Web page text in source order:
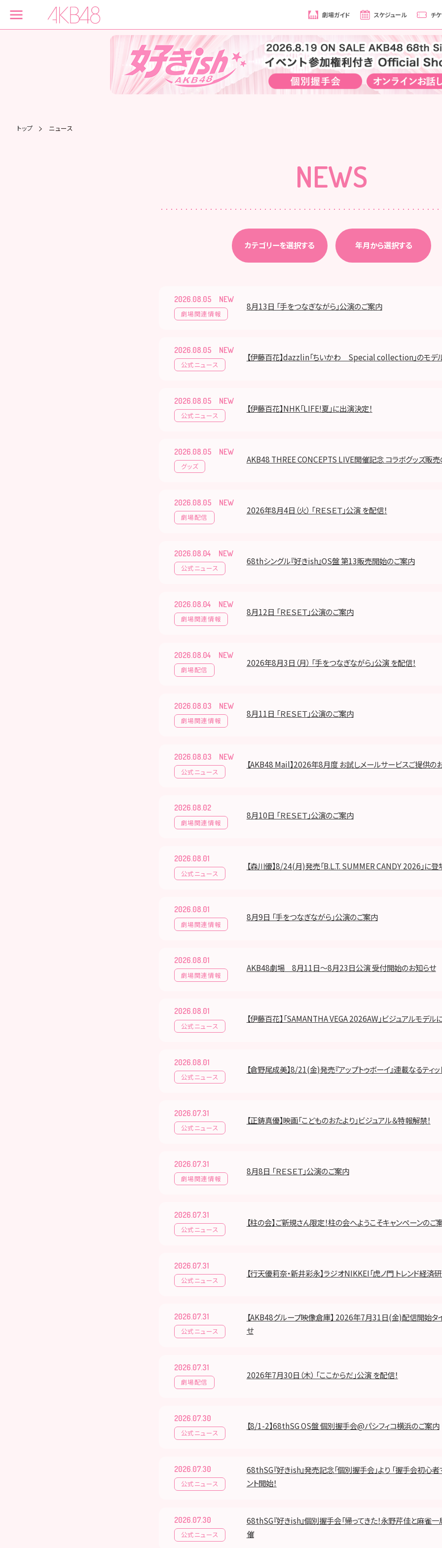
劇場ガイド スケジュール チ
トップ ニュース
NEWS
カテゴリーを選択する 年月から選択する
2026.08.05
劇場関連情報
8月13日 「手をつなぎながら」公演のご案内
2026.08.05
公式ニュース
【伊藤百花】dazzlin「ちいかわ Special collection」のモデ
2026.08.05
公式ニュース
【伊藤百花】NHK「LIFE!夏」に出演決定！
2026.08.05
グッズ
AKB48 THREE CONCEPTS LIVE開催記念 コラボグッズ販売
2026.08.05
劇場配信
2026年8月4日（火） 「ＲＥＳＥＴ」公演 を配信！
2026.08.04
公式ニュース
68thシングル『好きish』OS盤 第13販売開始のご案内
2026.08.04
劇場関連情報
8月12日 「ＲＥＳＥＴ」公演のご案内
2026.08.04
劇場配信
2026年8月3日（月） 「手をつなぎながら」公演 を配信！
2026.08.03
劇場関連情報
8月11日 「ＲＥＳＥＴ」公演のご案内
2026.08.03
公式ニュース
【AKB48 Mail】2026年8月度 お試しメールサービスご提供の
2026.08.02
劇場関連情報
8月10日 「ＲＥＳＥＴ」公演のご案内
2026.08.01
公式ニュース
【森川優】8/24(月)発売「B.L.T. SUMMER CANDY 2026」に登
2026.08.01
劇場関連情報
8月9日 「手をつなぎながら」公演のご案内
2026.08.01
劇場関連情報
AKB48劇場 8月11日～8月23日公演 受付開始のお知らせ
2026.08.01
公式ニュース
【伊藤百花】「SAMANTHA VEGA 2026AW」ビジュアルモデル
2026.08.01
公式ニュース
【倉野尾成美】8/21(金)発売『アップトゥボーイ』連載なるティッ
2026.07.31
公式ニュース
【正鋳真優】映画「こどものおたより」ビジュアル＆特報解禁！
2026.07.31
劇場関連情報
8月8日 「ＲＥＳＥＴ」公演のご案内
2026.07.31
公式ニュース
【柱の会】ご新規さん限定！柱の会へようこそキャンペーンのご
2026.07.31
公式ニュース
【行天優莉奈・新井彩永】ラジオNIKKEI「虎ノ門 トレンド経済研
2026.07.31
公式ニュース
【AKB48グループ映像倉庫】 2026年7月31日(金)配信開始タ
せ
2026.07.31
劇場配信
2026年7月30日（木） 「ここからだ」公演 を配信！
2026.07.30
公式ニュース
【8/1-2】68thSG OS盤 個別握手会@パシフィコ横浜のご案内
2026.07.30
公式ニュース
68thSG『好きish』発売記念「個別握手会」より 「握手会初心者
ント開始！
2026.07.30
公式ニュース
68thSG『好きish』個別握手会「帰ってきた！永野芹佳と麻雀
催